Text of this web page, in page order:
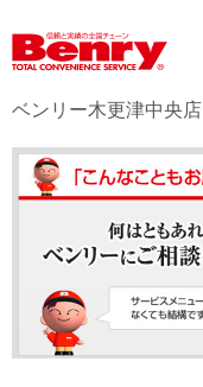
採用情報
店舗からのお知らせ
店舗日記
スタッフ紹介
プライバシーポリシー
本部スマホサイト
ベンリー木更津中央店